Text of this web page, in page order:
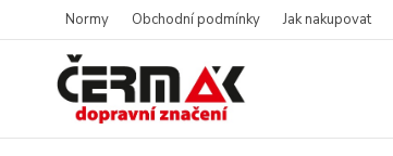
Normy Obchodní podmínky Jak nakupovat